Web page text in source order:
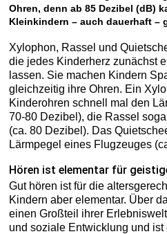
Ohren, denn ab 85 Dezibel (dB)
Kleinkindern – auch dauerhaft –
Xylophon, Rassel und
die jedes Kinderherz zunächst
lassen. Sie machen Kindern
gleichzeitig ihre Ohren. Ein
Kinderohren schnell mal den
70-80 Dezibel), die Rassel
(ca. 80 Dezibel). Das
Lärmpegel eines Flugzeuges
Hören ist elementar für
Gut hören ist für die
Kindern aber elementar. Über
einen Großteil ihrer
und soziale Entwicklung und